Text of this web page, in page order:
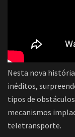
Nesta nova
inéditos,
tipos de
mecanismos
teletransporte.